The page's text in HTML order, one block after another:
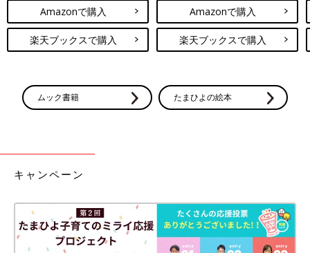
この投稿をInstagramで見る
スタイ･カットソー･パンツの超可愛い３点セットをベビーに着せ
てみたtomoさん。お洋服と同じ柄のBOXがこれまたかわいい〜
Amazonで購入
楽天ブックスで購入
Amazonで購入
楽天ブックスで購入
ムック書籍 たまひよの絵本
キャンペーン